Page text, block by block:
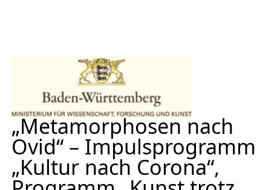
„Metamorphosen nach
Ovid“ – Impulsprogramm
„Kultur nach Corona“,